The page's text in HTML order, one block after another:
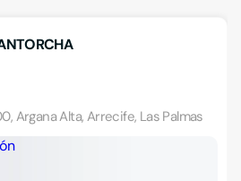
Argana Alta, Arrecife, Las Palmas